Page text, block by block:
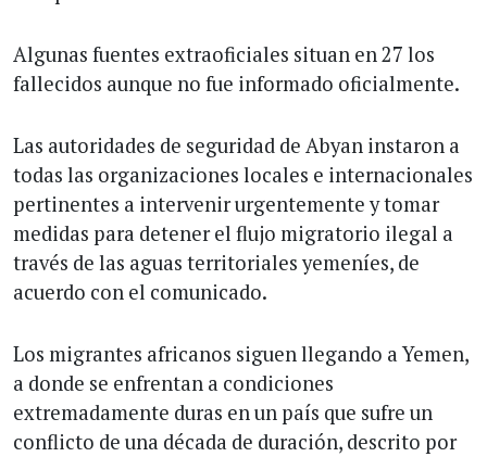
Algunas fuentes extraoficiales situan en 27 los
fallecidos aunque no fue informado oficialmente.
Las autoridades de seguridad de Abyan instaron a
todas las organizaciones locales e internacionales
pertinentes a intervenir urgentemente y tomar
medidas para detener el flujo migratorio ilegal a
través de las aguas territoriales yemeníes, de
acuerdo con el comunicado.
Los migrantes africanos siguen llegando a Yemen,
a donde se enfrentan a condiciones
extremadamente duras en un país que sufre un
conflicto de una década de duración, descrito por